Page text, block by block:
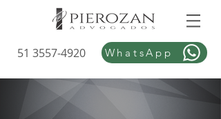
51 3557-4920 WhatsApp